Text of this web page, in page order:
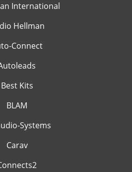
International
Hellman
Connect
Best Kits
BLAM
Systems
Carav